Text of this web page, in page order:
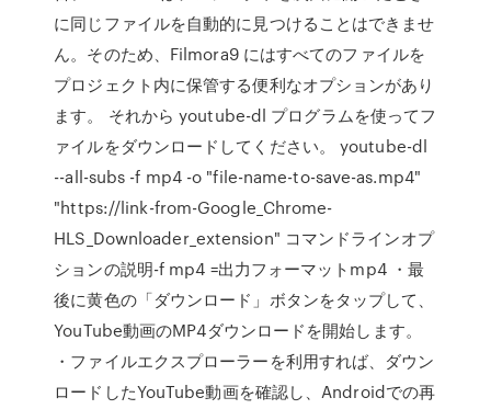
に同じファイルを自動的に見つけることはできませ
ん。そのため、Filmora9 にはすべてのファイルを
プロジェクト内に保管する便利なオプションがあり
ます。 それから youtube-dl プログラムを使ってフ
ァイルをダウンロードしてください。 youtube-dl
--all-subs -f mp4 -o "file-name-to-save-as.mp4"
"https://link-from-Google_Chrome-
HLS_Downloader_extension" コマンドラインオプ
ションの説明-f mp4 =出力フォーマットmp4 ・最
後に黄色の「ダウンロード」ボタンをタップして、
YouTube動画のMP4ダウンロードを開始します。
・ファイルエクスプローラーを利用すれば、ダウン
ロードしたYouTube動画を確認し、Androidでの再